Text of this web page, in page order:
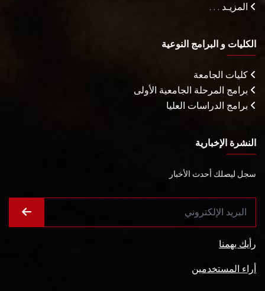
المزيـد . . .
الكليات و البرامج النوعية
كليات الجامعة
برامج المرحلة الجامعية الأولى
برامج الدراسات العليا
النشرة الإخبارية
سجل ليصلك أحدث الأخبار
رأيك يهمنا
أراء المستخدمين